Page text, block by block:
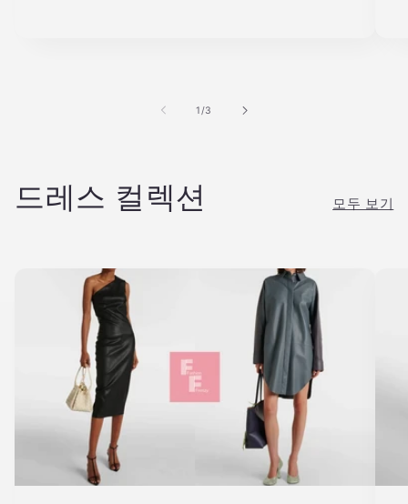
1/의
3
드레스 컬렉션 모두 보기